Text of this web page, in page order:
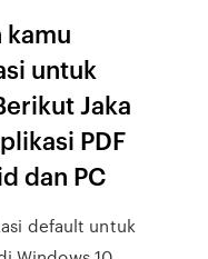
kamu
untuk
Jaka
PDF
dan PC
default untuk